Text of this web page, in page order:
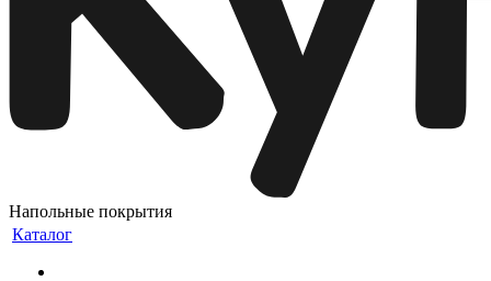
Напольные покрытия
Каталог